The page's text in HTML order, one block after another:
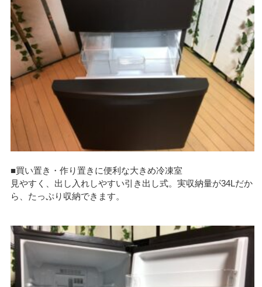
■買い置き・作り置きに便利な大きめ冷凍室
見やすく、出し入れしやすい引き出し式。実収納量が34Lだか
ら、たっぷり収納できます。